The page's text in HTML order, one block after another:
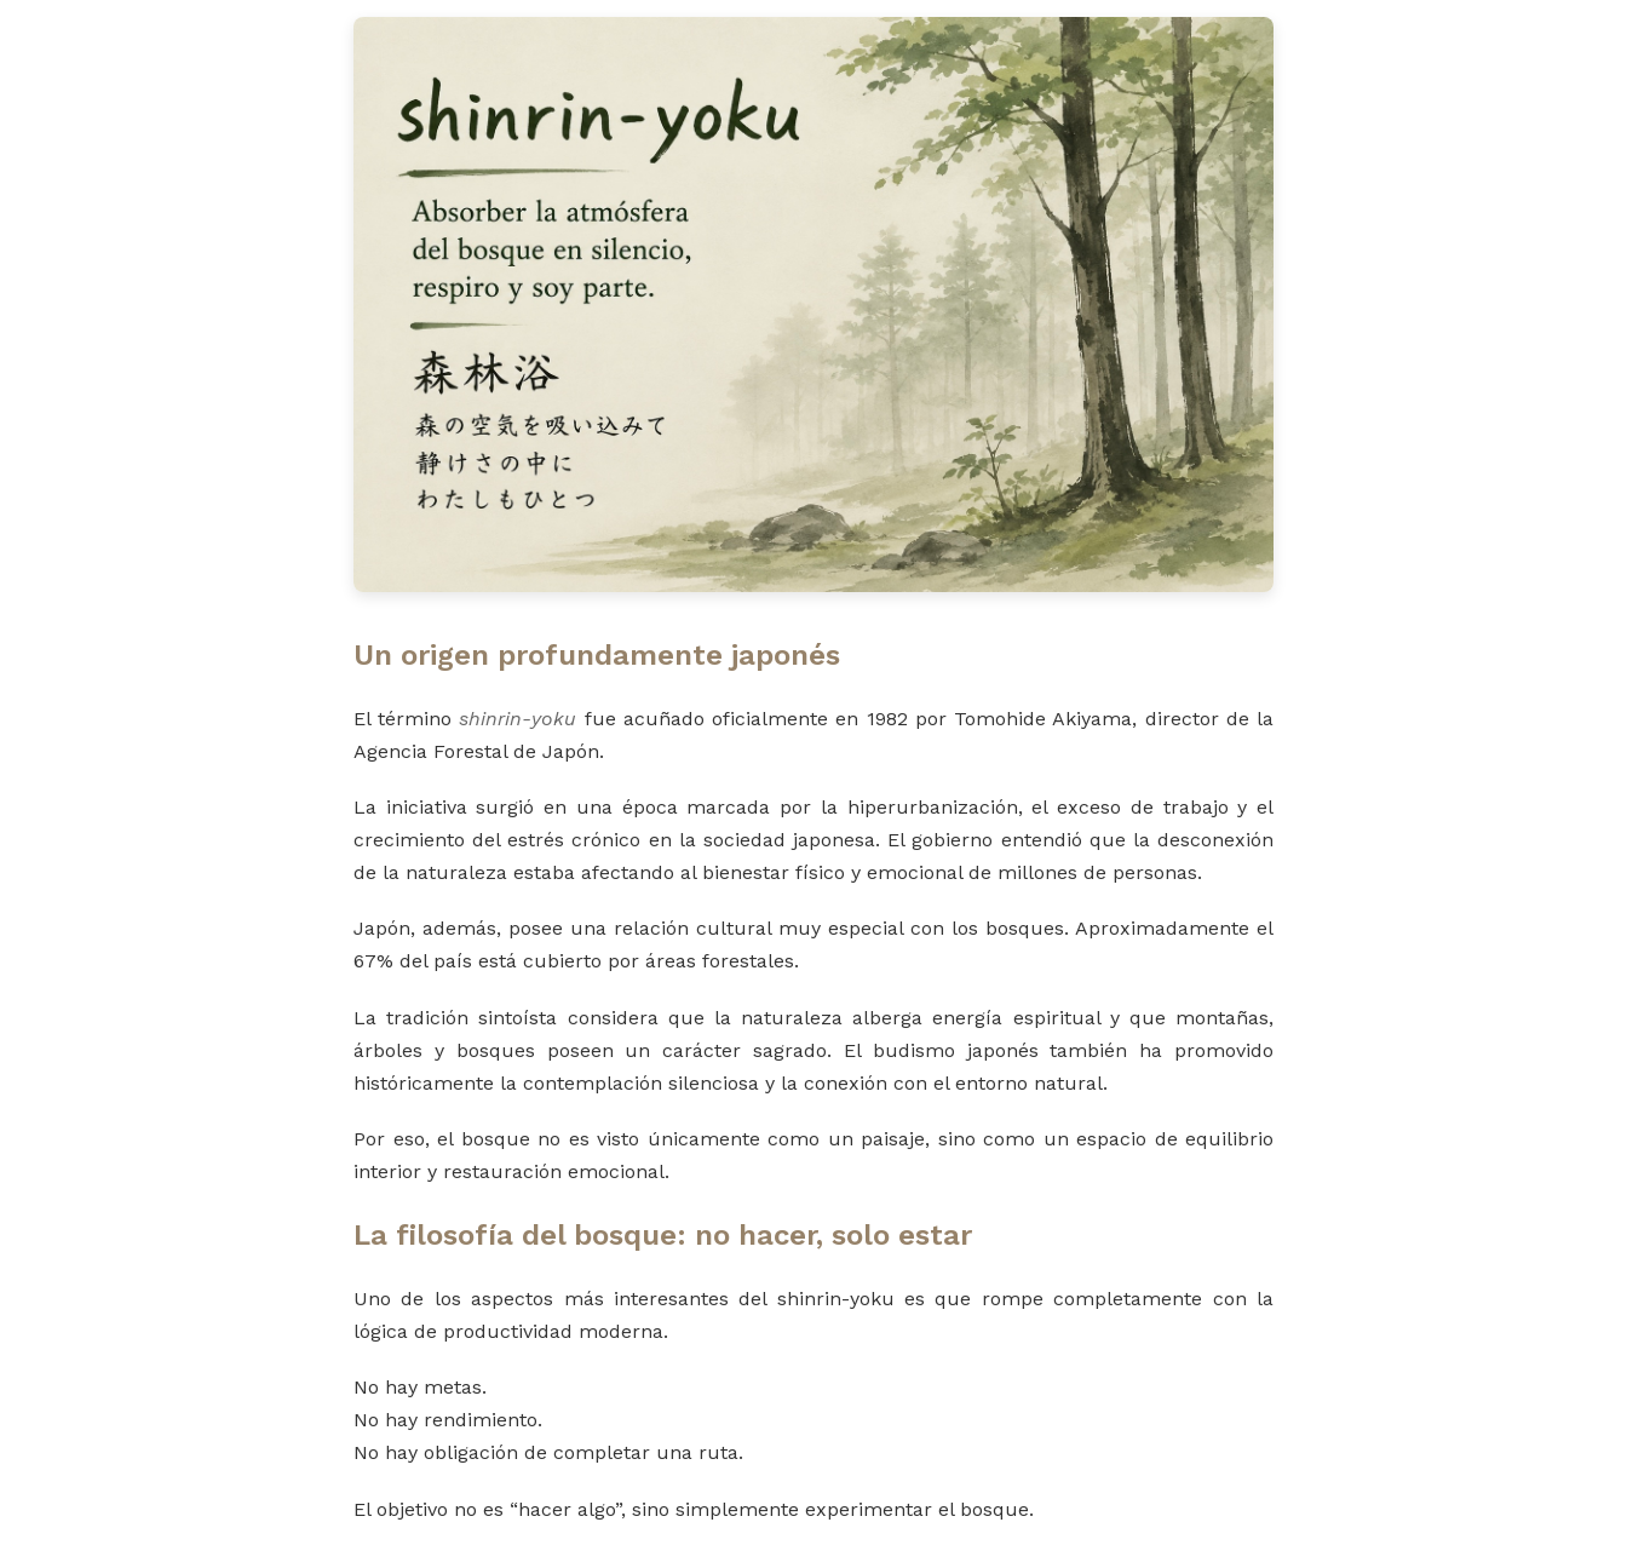
Un origen profundamente japonés
El términoshinrin-yoku fue acuñado oficialmente en 1982 por Tomohide Akiyama, director de la
Agencia Forestal de Japón.
La iniciativa surgió en una época marcada por la hiperurbanización, el exceso de trabajo y el
crecimiento del estrés crónico en la sociedad japonesa. El gobierno entendió que la desconexión
de la naturaleza estaba afectando al bienestar físico y emocional de millones de personas.
Japón, además, posee una relación cultural muy especial con los bosques. Aproximadamente el
67% del país está cubierto por áreas forestales.
La tradición sintoísta considera que la naturaleza alberga energía espiritual y que montañas,
árboles y bosques poseen un carácter sagrado. El budismo japonés también ha promovido
históricamente la contemplación silenciosa y la conexión con el entorno natural.
Por eso, el bosque no es visto únicamente como un paisaje, sino como un espacio de equilibrio
interior y restauración emocional.
La filosofía del bosque: no hacer, solo estar
Uno de los aspectos más interesantes del shinrin-yoku es que rompe completamente con la
lógica de productividad moderna.
No hay metas.
No hay rendimiento.
No hay obligación de completar una ruta.
El objetivo no es “hacer algo”, sino simplemente experimentar el bosque.